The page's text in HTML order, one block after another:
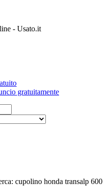
- Usato.it
gratuitamente
cupolino honda transalp 600